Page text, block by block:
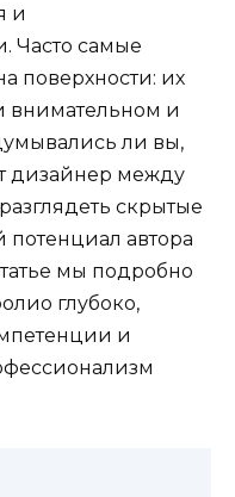
и
Часто самые
поверхности: их
внимательном и
ли вы,
дизайнер между
скрытые
автора
мы подробно
глубоко,
и